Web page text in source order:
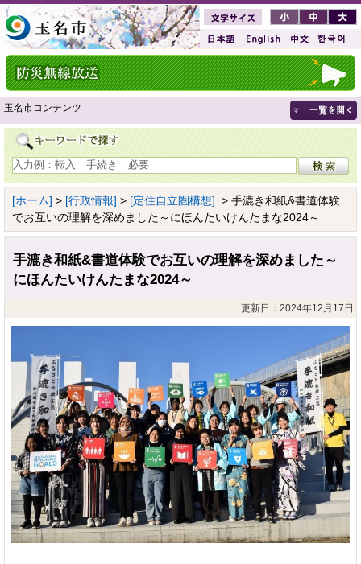
玉名市コンテンツ
[ホーム] > [行政情報] > [定住自立圏構想] > 手漉き和紙&書道体験
でお互いの理解を深めました～にほんたいけんたまな2024～
手漉き和紙&書道体験でお互いの理解を深めました～
にほんたいけんたまな2024～
更新日：2024年12月17日